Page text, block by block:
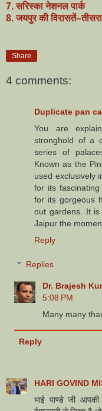
7. सरिस्का नेशनल पार्क
8. जयपुर की
Share
4 comments:
Duplicate pan
You are
stronghold of a
series of
Known as the
used exclusively
for its
for its gorgeous
out gardens. It
Jaipur the
Reply
Replies
Dr. Brajesh
5:08 PM
Many many
Reply
HARI GOVIND
भाई पाण्डे जी